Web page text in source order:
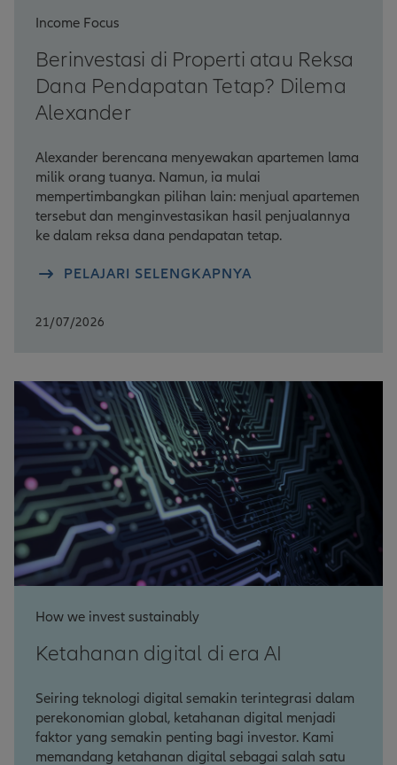
Income Focus
Berinvestasi di Properti atau Reksa
Dana Pendapatan Tetap? Dilema
Alexander
Alexander berencana menyewakan apartemen lama
milik orang tuanya. Namun, ia mulai
mempertimbangkan pilihan lain: menjual apartemen
tersebut dan menginvestasikan hasil penjualannya
ke dalam reksa dana pendapatan tetap.
PELAJARI SELENGKAPNYA
21/07/2026
How we invest sustainably
Ketahanan digital di era AI
Seiring teknologi digital semakin terintegrasi dalam
perekonomian global, ketahanan digital menjadi
faktor yang semakin penting bagi investor. Kami
memandang ketahanan digital sebagai salah satu